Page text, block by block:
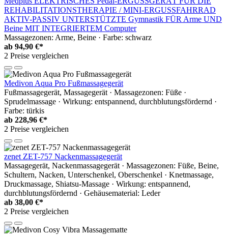
REHABILITATIONSTHERAPIE / MINI-ERGUSSFAHRRAD
AKTIV-PASSIV UNTERSTÜTZTE Gymnastik FÜR Arme UND
Beine MIT INTEGRIERTEM Computer
Massagezonen: Arme, Beine · Farbe: schwarz
ab 94,90 €*
2 Preise vergleichen
Medivon Aqua Pro Fußmassagegerät
Fußmassagegerät, Massagegerät · Massagezonen: Füße ·
Sprudelmassage · Wirkung: entspannend, durchblutungsfördernd ·
Farbe: türkis
ab 228,96 €*
2 Preise vergleichen
zenet ZET-757 Nackenmassagegerät
Massagegerät, Nackenmassagegerät · Massagezonen: Füße, Beine,
Schultern, Nacken, Unterschenkel, Oberschenkel · Knetmassage,
Druckmassage, Shiatsu-Massage · Wirkung: entspannend,
durchblutungsfördernd · Gehäusematerial: Leder
ab 38,00 €*
2 Preise vergleichen